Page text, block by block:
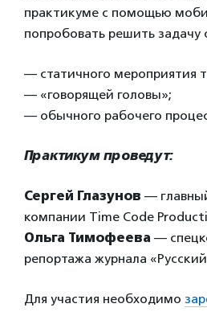
практикуме с помощью
попробовать решить задачу
— статичного мероприятия
— «говорящей головы»;
— обычного рабочего
Практикум проведут:
Сергей Глазунов —
компании Time Code
Ольга Тимофеева —
репортажа журнала
Для участия необходимо